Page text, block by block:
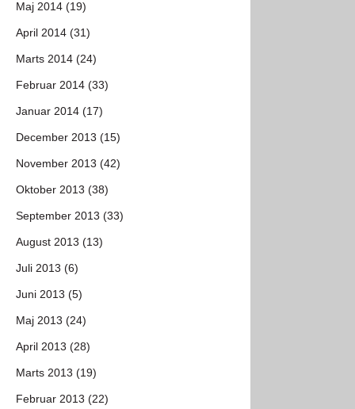
Maj 2014 (19)
April 2014 (31)
Marts 2014 (24)
Februar 2014 (33)
Januar 2014 (17)
December 2013 (15)
November 2013 (42)
Oktober 2013 (38)
September 2013 (33)
August 2013 (13)
Juli 2013 (6)
Juni 2013 (5)
Maj 2013 (24)
April 2013 (28)
Marts 2013 (19)
Februar 2013 (22)